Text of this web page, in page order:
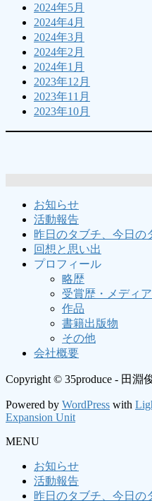
2024年5月
2024年4月
2024年3月
2024年2月
2024年1月
2023年12月
2023年11月
2023年10月
お知らせ
活動報告
昨日のタブチ、今日の
回想と思い出
プロフィール
略歴
受賞歴・メディ
作品
書籍出版物
その他
会社概要
Copyright © 35produce - 田
Powered by WordPress with
Expansion Unit
MENU
お知らせ
活動報告
昨日のタブチ、今日の